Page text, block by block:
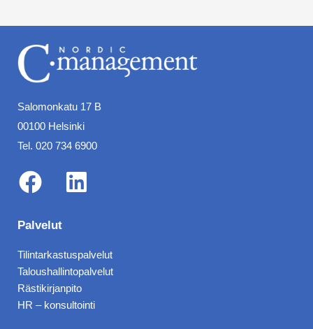
Salomonkatu 17 B
00100 Helsinki
Tel. 020 734 6900
F
a
c
e
b
o
L
k
e
d
Palvelut
Tilintarkastuspalvelut
Taloushallintopalvelut
Rästikirjanpito
HR – konsultointi